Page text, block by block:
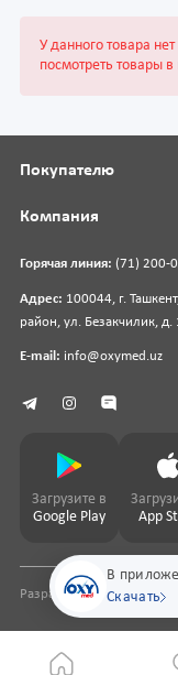
У данного товара
посмотреть товары в
В
Скачать
Горячая линия: (71) 200-
Адрес: 100044, г.
район, ул. Безакчилик, д.
E-mail: info@oxymed.uz
Покупателю
Компания
Загрузите в
Google Play
App
Разработка сайта